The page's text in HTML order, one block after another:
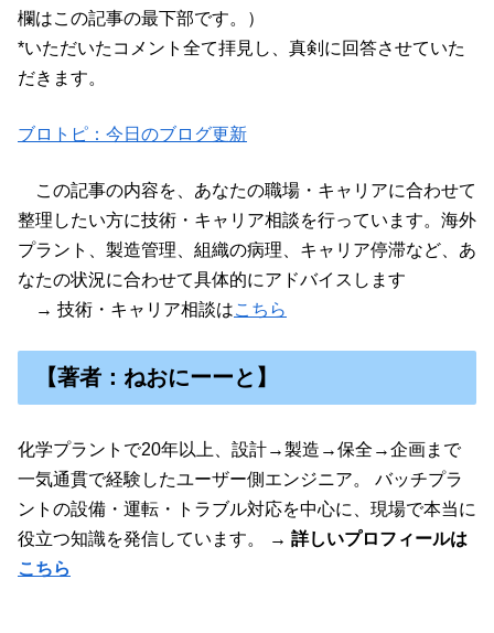
欄はこの記事の最下部です。）
*いただいたコメント全て拝見し、真剣に回答させていた
だきます。
ブロトピ：今日のブログ更新
この記事の内容を、あなたの職場・キャリアに合わせて
整理したい方に技術・キャリア相談を行っています。海外
プラント、製造管理、組織の病理、キャリア停滞など、あ
なたの状況に合わせて具体的にアドバイスします
→ 技術・キャリア相談はこちら
【著者：ねおにーーと】
化学プラントで20年以上、設計→製造→保全→企画まで
一気通貫で経験したユーザー側エンジニア。 バッチプラ
ントの設備・運転・トラブル対応を中心に、現場で本当に
役立つ知識を発信しています。
→ 詳しいプロフィールは
こちら